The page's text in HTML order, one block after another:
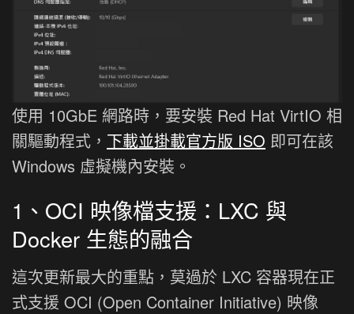
使用 10GbE 網路時，要安裝 Red Hat VirtIO 相
關驅動程式， 下載並掛載官方版 ISO 即可在該
Windows 虛擬機內安裝。
1、OCI 映像檔支援：LXC 與
Docker 生態的融合
這次更新最大的重點，莫過於 LXC 容器現在正
式支援 OCI (Open Container Initiative) 映像